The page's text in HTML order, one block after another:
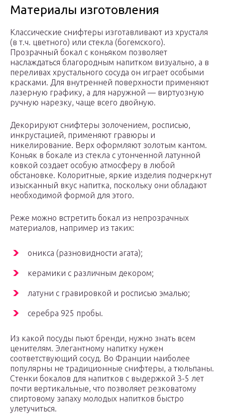
Материалы изготовления
Классические снифтеры изготавливают из хрусталя
(в т.ч. цветного) или стекла (богемского).
Прозрачный бокал с коньяком позволяет
наслаждаться благородным напитком визуально, а в
переливах хрустального сосуда он играет особыми
красками. Для внутренней поверхности применяют
лазерную графику, а для наружной — виртуозную
ручную нарезку, чаще всего двойную.
Декорируют снифтеры золочением, росписью,
инкрустацией, применяют гравюры и
никелирование. Верх оформляют золотым кантом.
Коньяк в бокале из стекла с утонченной латунной
ковкой создает особую атмосферу в любой
обстановке. Колоритные, яркие изделия подчеркнут
изысканный вкус напитка, поскольку они обладают
необходимой формой для этого.
Реже можно встретить бокал из непрозрачных
материалов, например из таких:
оникса (разновидности агата);
керамики с различным декором;
латуни с гравировкой и росписью эмалью;
серебра 925 пробы.
Из какой посуды пьют бренди, нужно знать всем
ценителям. Элегантному напитку нужен
соответствующий сосуд. Во Франции наиболее
популярны не традиционные снифтеры, а тюльпаны.
Стенки бокалов для напитков с выдержкой 3-5 лет
почти вертикальные, что позволяет резковатому
спиртовому запаху молодых напитков быстро
улетучиться.